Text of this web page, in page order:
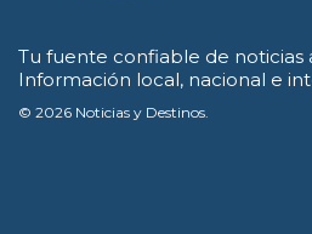
Tu fuente confiable de noticias
Información local, nacional e
© 2026 Noticias y Destinos.